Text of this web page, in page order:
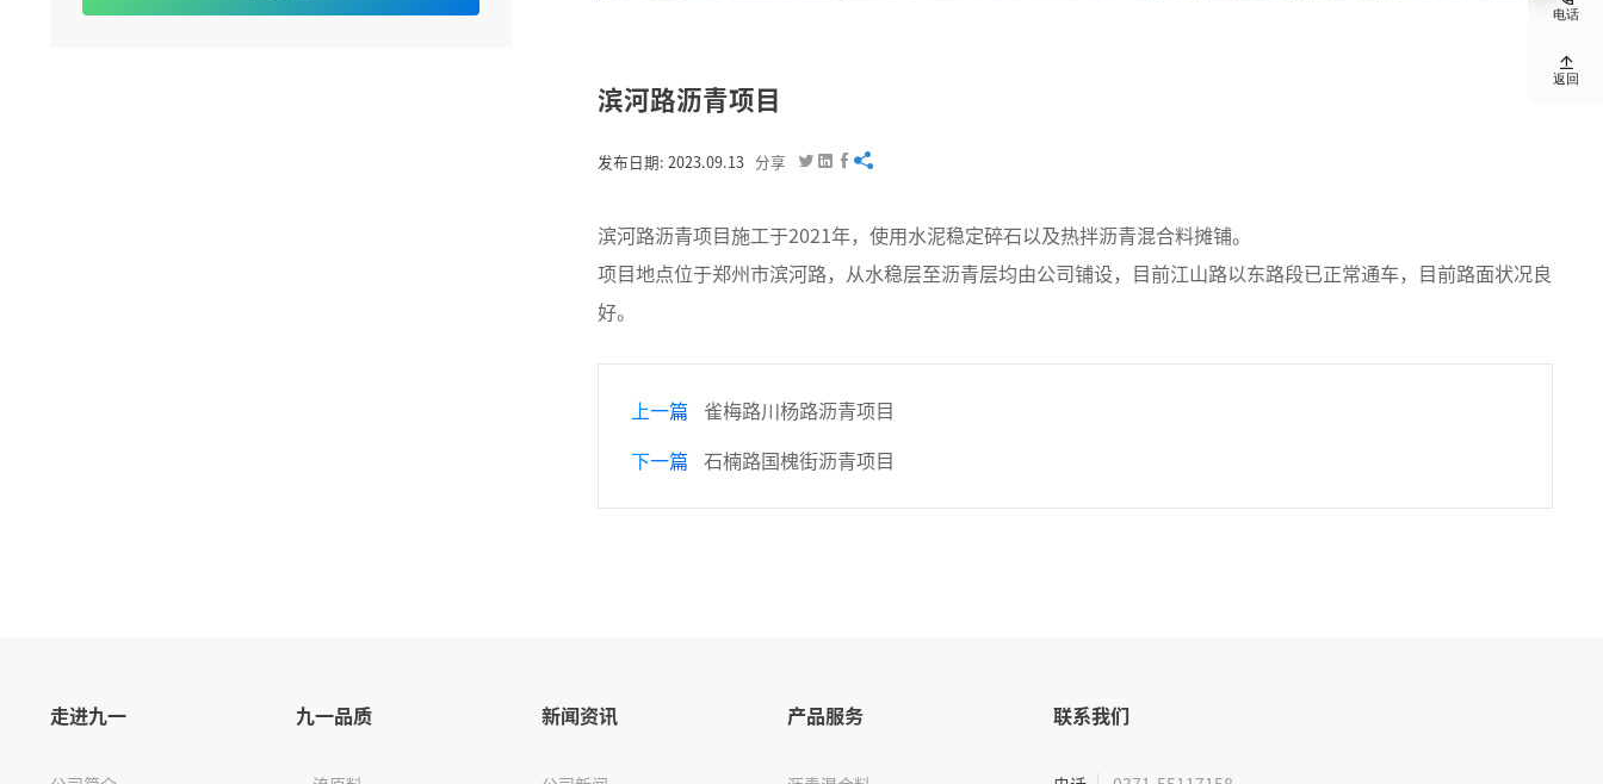
滨河路沥青项目
发布日期: 2023.09.13 分享    
滨河路沥青项目施工于2021年，使用水泥稳定碎石以及热拌沥青混合料摊铺。
项目地点位于郑州市滨河路，从水稳层至沥青层均由公司铺设，目前江山路以东路段已正常通车，目前路面状况良
好。
上一篇 雀梅路川杨路沥青项目
下一篇 石楠路国槐街沥青项目
走进九一 九一品质 新闻资讯 产品服务 联系我们
电话

返回